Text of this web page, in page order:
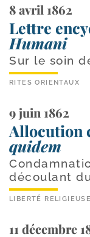
8 avril 1862
Lettre
Humani
Sur le soin
RITES ORIENTAUX
9 juin 1862
Allocution
quidem
découlant
LIBERTÉ
11 décembre